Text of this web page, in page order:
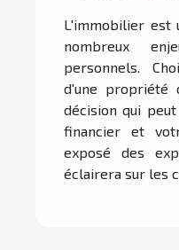
L'immobilier est
nombreux
personnels.
d'une propriété
décision qui
financier et
exposé des
éclairera sur les